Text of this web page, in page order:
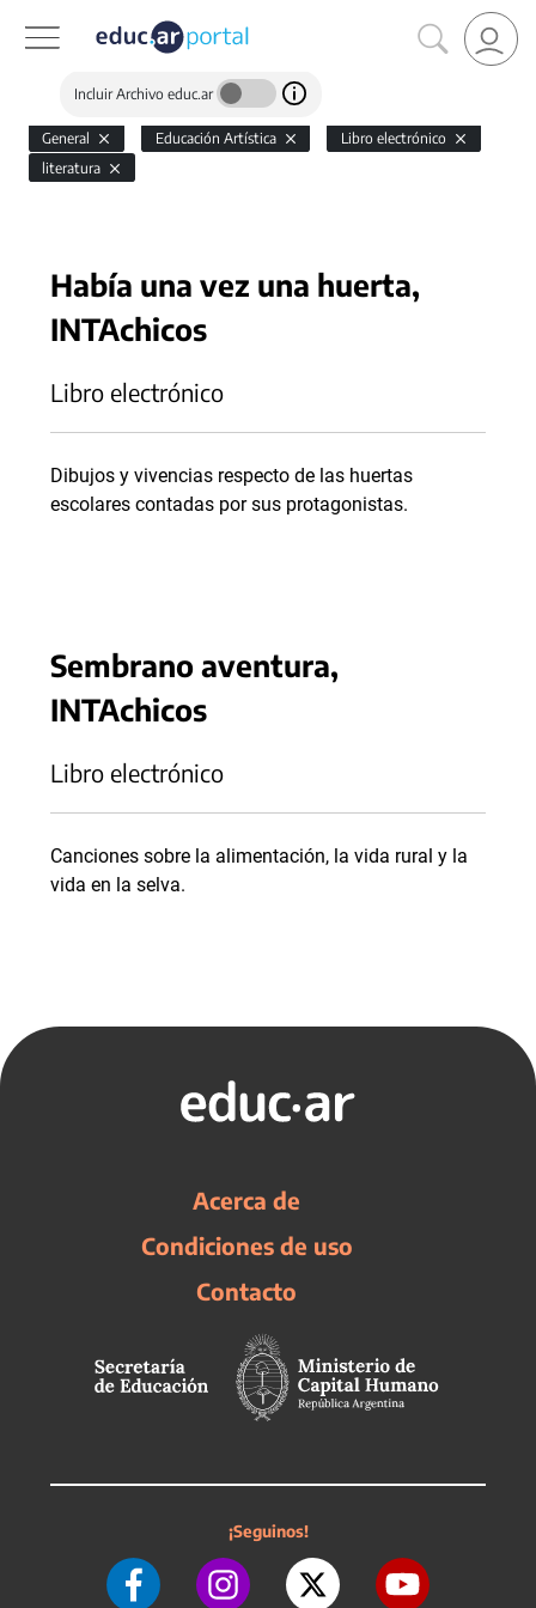
Incluir Archivo educ.ar
General Educación Artística
Libro electrónico
literatura
Había una vez una huerta,
INTAchicos
Libro electrónico
Dibujos y vivencias respecto de las huertas
escolares contadas por sus protagonistas.
Sembrano aventura,
INTAchicos
Libro electrónico
Canciones sobre la alimentación, la vida rural y la
vida en la selva.
Acerca de
Condiciones de uso
Contacto
¡Seguinos!